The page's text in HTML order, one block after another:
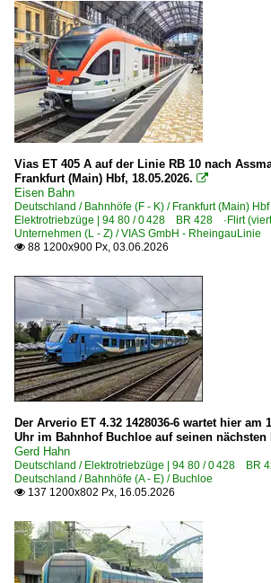
St. Goarshausen
Stralsund
Unna
Viersen
Wanne-Eickel Hbf
Wiesbaden Hbf
Wuppertal (alle Bahnhöfe)
Bahntechnische Anlagen und
Altenbekener Viadukt
Bekeviadukt
Tunnel
Detailfotos
Kupplungen
Stromabnehmer
Dieselloks | 92 80
1 212 BR 212 DB V 100.20
1 218 BR 218
1 218 BR 218 Private
1 228 BR 228 · DR 118 DR V 180
Vias ET 405 A auf der Linie RB 10 nach
Frankfurt (Main) Hbf, 18.05.2026. 
Eisen Bahn
Deutschland / Bahnhöfe (F - K) / Frankfurt (Main)
Elektrotriebzüge | 94 80 / 0 428 BR 428 ·Flirt
Unternehmen (L - Z) / VIAS GmbH - RheingauLinie
 88 1200x900 Px, 03.06.2026
Der Arverio ET 4.32 1428036-6 wartet hier am
Uhr im Bahnhof Buchloe auf seinen nächsten
Gerd Hahn
Deutschland / Elektrotriebzüge | 94 80 / 0 428 BR
Deutschland / Bahnhöfe (A - E) / Buchloe
 137 1200x802 Px, 16.05.2026